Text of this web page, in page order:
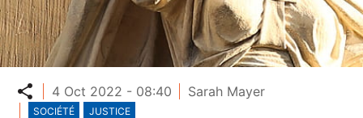
Partager
4 Oct 2022 - 08:40 Sarah Mayer
SOCIÉTÉ JUSTICE